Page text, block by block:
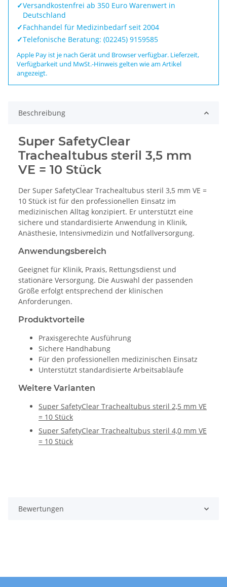
✓Versandkostenfrei ab 350 Euro Warenwert in
Deutschland
✓Fachhandel für Medizinbedarf seit 2004
✓Telefonische Beratung: (02245) 9159585
Apple Pay ist je nach Gerät und Browser verfügbar. Lieferzeit,
Verfügbarkeit und MwSt.-Hinweis gelten wie am Artikel
angezeigt.
Beschreibung
Super SafetyClear
Trachealtubus steril 3,5 mm
VE = 10 Stück
Der Super SafetyClear Trachealtubus steril 3,5 mm VE =
10 Stück ist für den professionellen Einsatz im
medizinischen Alltag konzipiert. Er unterstützt eine
sichere und standardisierte Anwendung in Klinik,
Anästhesie, Intensivmedizin und Notfallversorgung.
Anwendungsbereich
Geeignet für Klinik, Praxis, Rettungsdienst und
stationäre Versorgung. Die Auswahl der passenden
Größe erfolgt entsprechend der klinischen
Anforderungen.
Produktvorteile
Praxisgerechte Ausführung
Sichere Handhabung
Für den professionellen medizinischen Einsatz
Unterstützt standardisierte Arbeitsabläufe
Weitere Varianten
Super SafetyClear Trachealtubus steril 2,5 mm VE
= 10 Stück
Super SafetyClear Trachealtubus steril 4,0 mm VE
= 10 Stück
Bewertungen